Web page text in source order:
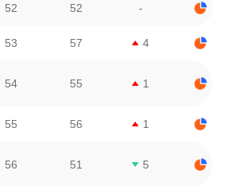
52 52 -
53 57 4
54 55 1
55 56 1
56 51 5